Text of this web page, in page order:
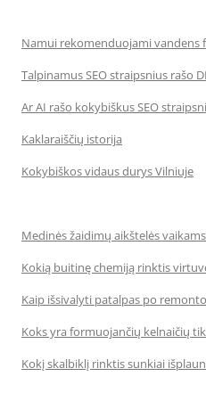
Namui rekomenduojami vandens
Talpinamus SEO straipsnius rašo
Ar AI rašo kokybiškus SEO
Kaklaraiščių istorija
Kokybiškos vidaus durys Vilniuje
Medinės žaidimų aikštelės
Kokią buitinę chemiją rinktis
Kaip išsivalyti patalpas po
Koks yra formuojančių kelnaičių
Kokį skalbiklį rinktis sunkiai